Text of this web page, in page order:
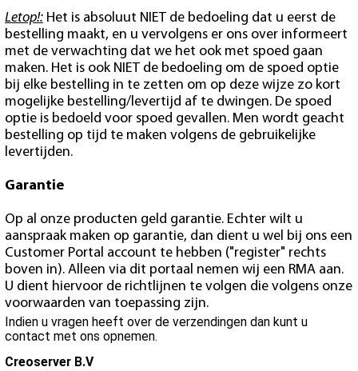
Letop!: Het is absoluut NIET de bedoeling dat u eerst de
bestelling maakt, en u vervolgens er ons over informeert
met de verwachting dat we het ook met spoed gaan
maken. Het is ook NIET de bedoeling om de spoed optie
bij elke bestelling in te zetten om op deze wijze zo kort
mogelijke bestelling/levertijd af te dwingen. De spoed
optie is bedoeld voor spoed gevallen. Men wordt geacht
bestelling op tijd te maken volgens de gebruikelijke
levertijden.
Garantie
Op al onze producten geld garantie. Echter wilt u
aanspraak maken op garantie, dan dient u wel bij ons een
Customer Portal account te hebben ("register" rechts
boven in). Alleen via dit portaal nemen wij een RMA aan.
U dient hiervoor de richtlijnen te volgen die volgens onze
voorwaarden van toepassing zijn.
Indien u vragen heeft over de verzendingen dan kunt u
contact met ons opnemen.
Creoserver B.V